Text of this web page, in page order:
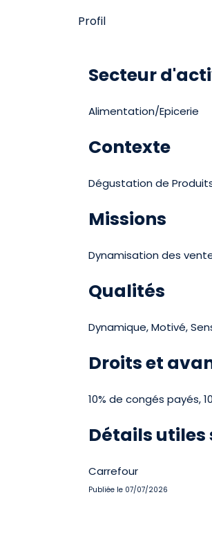
Profil
Secteur
Alimentation/Epicerie
Contexte
Dégustation de
Missions
Dynamisation des
Qualités
Dynamique, Motivé,
Droits et
10% de congés payés,
Détails utiles
Carrefour
Publiée le 07/07/2026